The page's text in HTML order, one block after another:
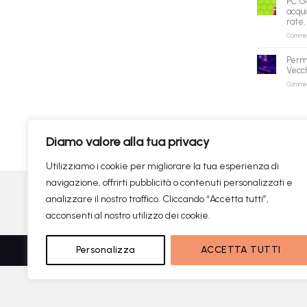
Diamo valore alla tua privacy
Utilizziamo i cookie per migliorare la tua esperienza di
navigazione, offrirti pubblicità o contenuti personalizzati e
analizzare il nostro traffico. Cliccando “Accetta tutti”,
acconsenti al nostro utilizzo dei cookie.
Personalizza ACCETTA TUTTI
rate,
Prodotti consigliati